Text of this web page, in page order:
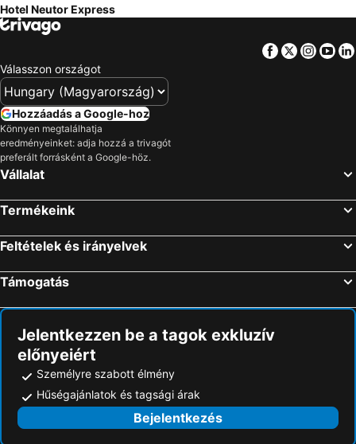
Hotel Neutor Express
Facebook
Twitter
Válasszon országot
Hozzáadás a Google-hoz
Könnyen megtalálhatja
eredményeinket: adja hozzá a trivagót
preferált forrásként a Google-höz.
Vállalat
Termékeink
Feltételek és irányelvek
Támogatás
Jelentkezzen be a tagok exkluzív
előnyeiért
Személyre szabott élmény
Hűségajánlatok és tagsági árak
Bejelentkezés